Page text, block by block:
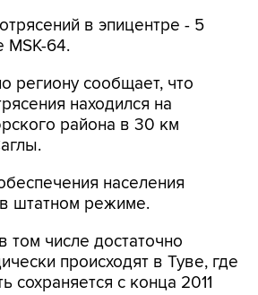
в эпицентре - 5
MSK-64.
региону сообщает, что
находился на
района в 30 км
населения
штатном режиме.
том числе достаточно
происходят в Туве, где
сохраняется с конца 2011